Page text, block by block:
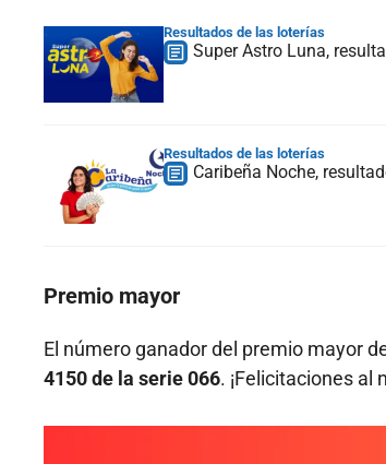
Resultados de las loterías
Super Astro Luna,
Resultados de las loterías
Caribeña Noche,
Premio mayor
El número ganador del premio mayor
4150 de la serie 066. ¡Felicitaciones al